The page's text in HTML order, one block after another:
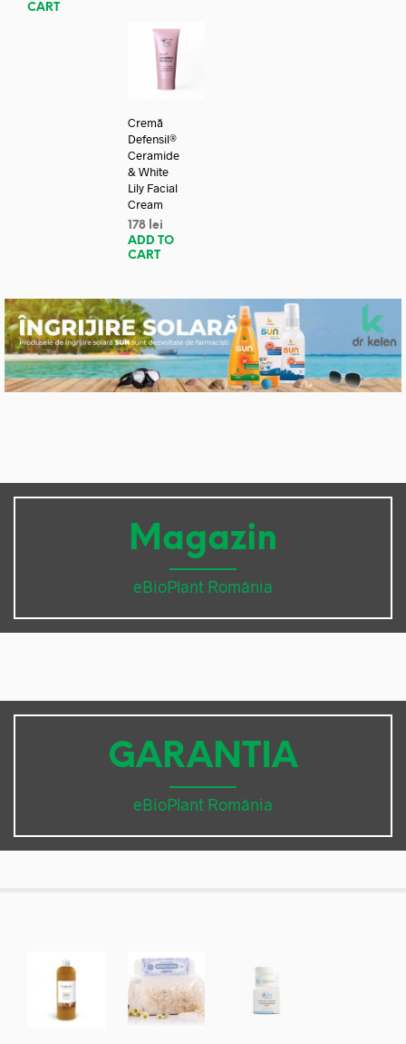
CART
Cremă
Defensil®
Ceramide
& White
Lily Facial
Cream
178 lei
ADD TO
CART
Magazin
eBioPlant România
GARANTIA
eBioPlant România